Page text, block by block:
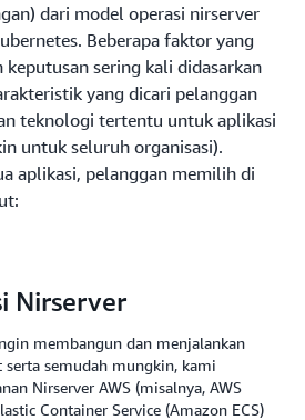
dari model operasi nirserver
Beberapa faktor yang
keputusan sering kali didasarkan
yang dicari pelanggan
teknologi tertentu untuk aplikasi
untuk seluruh organisasi).
aplikasi, pelanggan memilih di
Nirserver
membangun dan menjalankan
serta semudah mungkin, kami
Nirserver AWS (misalnya, AWS
Container Service (Amazon ECS)